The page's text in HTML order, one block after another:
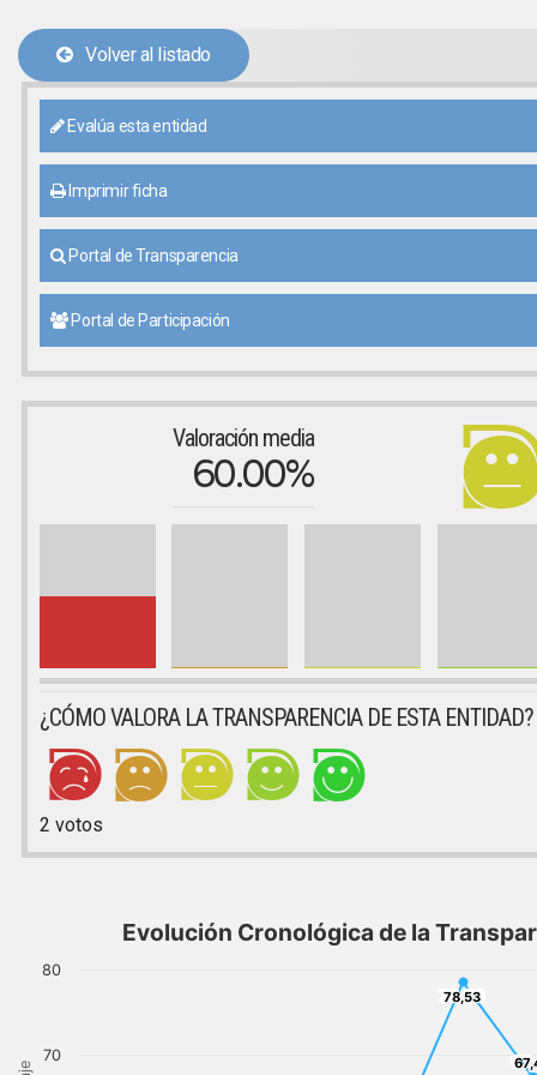
Volver al listado
Evalúa esta entidad
Imprimir ficha
Portal de Transparencia
Portal de Participación
Valoración media
60.00%
¿CÓMO VALORA LA TRANSPARENCIA DE ESTA ENTIDAD?
2 votos
Evolución Cronológica de la
78,53
78,53
70
80